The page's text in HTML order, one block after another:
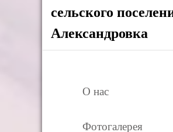
сельского
Александровка
О нас
Фотогалерея